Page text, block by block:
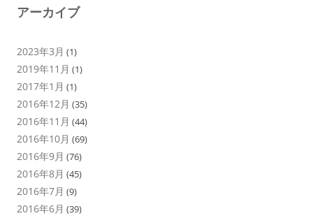
アーカイブ
2023年3月 (1)
2019年11月 (1)
2017年1月 (1)
2016年12月 (35)
2016年11月 (44)
2016年10月 (69)
2016年9月 (76)
2016年8月 (45)
2016年7月 (9)
2016年6月 (39)